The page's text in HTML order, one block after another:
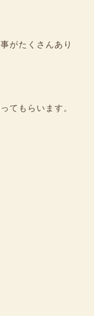
がたくさんあり
てもらいます。